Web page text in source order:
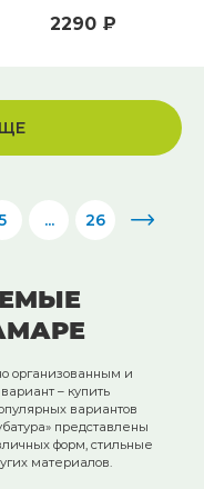
2290 ₽
... 26
организованным и
– купить
вариантов
представлены
форм, стильные
материалов.